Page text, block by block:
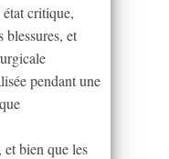
critique,
blessures, et
pendant une
bien que les